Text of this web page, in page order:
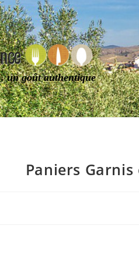
goût authentique
Paniers